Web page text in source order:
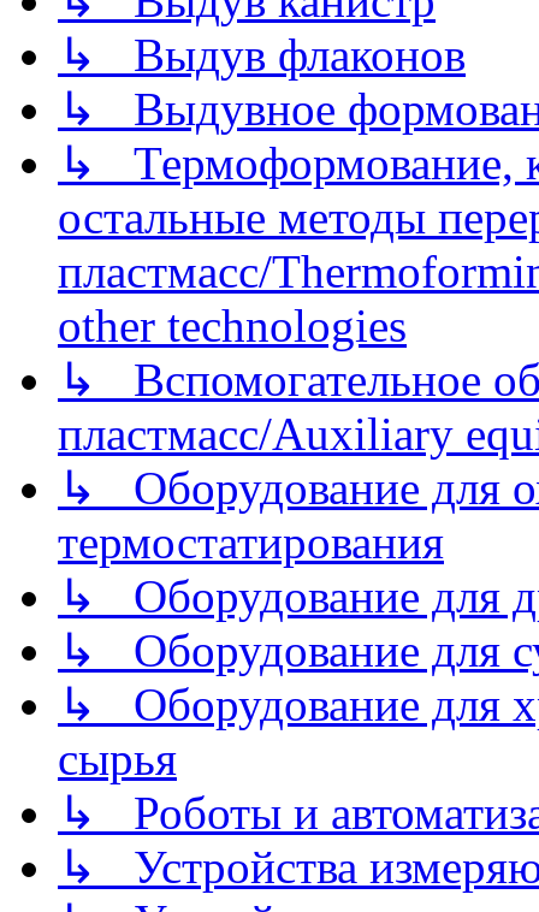
↳ Выдув флаконов
↳ Выдувное
↳ Термоформование,
остальные методы
пластмасс/
other technologies
↳ Вспомогательное
пластмасс/Auxiliary
↳ Оборудование для
термостатирования
↳ Оборудование для
↳ Оборудование для
↳ Оборудование для
сырья
↳ Роботы и
↳ Устройства